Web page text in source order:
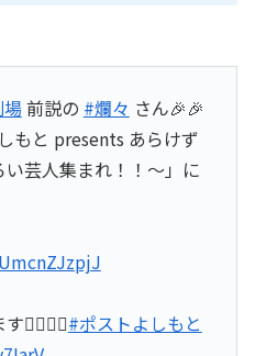
前説の #爛々 さん🎉🎉
もと presents あらけず
芸人集まれ！！～」に
🙇‍♂️🙇‍♂️#ポストよしもと